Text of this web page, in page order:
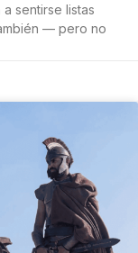
sentirse listas
— pero no